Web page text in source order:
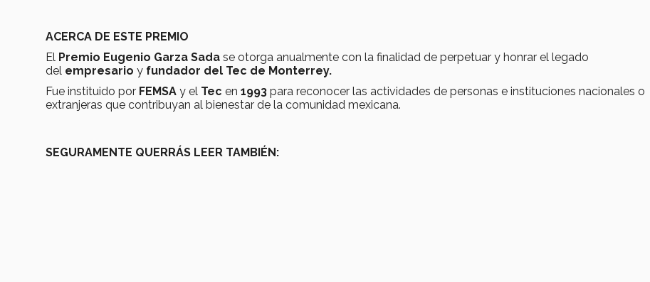
ACERCA DE ESTE PREMIO
El Premio Eugenio Garza Sada se otorga anualmente con la finalidad de perpetuar y honrar el legado
del empresario y fundador del Tec de Monterrey.
Fue instituido por FEMSA y el Tec en 1993 para reconocer las actividades de personas e instituciones nacionales o
extranjeras que contribuyan al bienestar de la comunidad mexicana.
SEGURAMENTE QUERRÁS LEER TAMBIÉN: